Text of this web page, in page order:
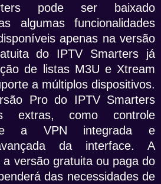
pode ser baixado
algumas funcionalidades
apenas na versão
do IPTV Smarters já
de listas M3U e Xtream
a múltiplos dispositivos.
Pro do IPTV Smarters
extras, como controle
a VPN integrada e
da interface. A
versão gratuita ou paga do
das necessidades de